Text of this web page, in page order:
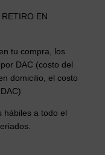
EN
tu compra, los
DAC (costo del
domicilio, el costo
hábiles a todo el